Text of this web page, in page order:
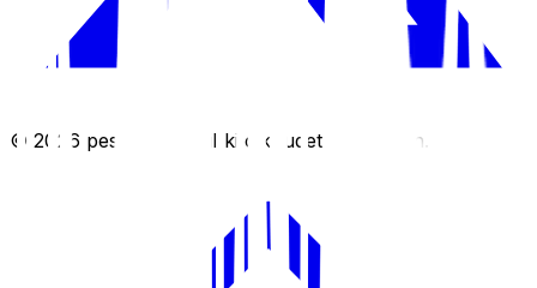
©2026 pesis.one. Kaikki oikeudet pidätetään.